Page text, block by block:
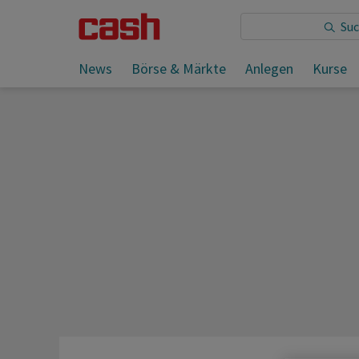
News Börse & Märkte Anlegen Kurse
Sie lesen: